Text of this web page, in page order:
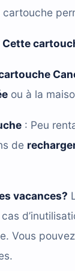
Cette
ou à la
: Peu
de
vacances?
Vous